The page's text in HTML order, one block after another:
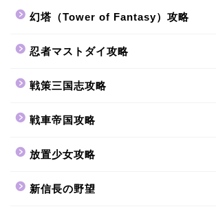
幻塔（Tower of Fantasy）攻略
忍者マストダイ攻略
戦策三国志攻略
戦車帝国攻略
放置少女攻略
新信長の野望